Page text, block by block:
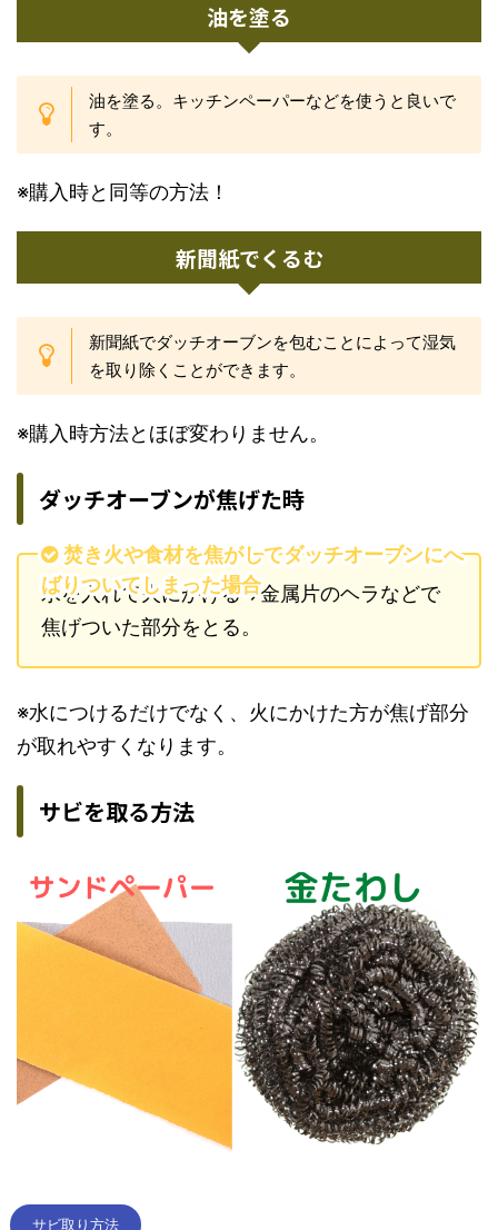
油を塗る
油を塗る。キッチンペーパーなどを使うと良いで
す。
※購入時と同等の方法！
新聞紙でくるむ
新聞紙でダッチオーブンを包むことによって湿気
を取り除くことができます。
※購入時方法とほぼ変わりません。
ダッチオーブンが焦げた時
焚き火や食材を焦がしてダッチオーブンにへ
ばりついてしまった場合
水を入れて火にかける→金属片のヘラなどで
焦げついた部分をとる。
※水につけるだけでなく、火にかけた方が焦げ部分
が取れやすくなります。
サビを取る方法
サビ取り方法